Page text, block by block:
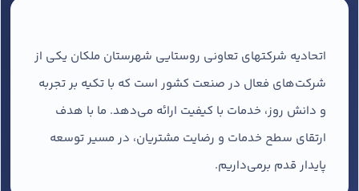
اتحادیه شرکتهای تعاونی روستایی شهرستان ملکان یکی از
شرکت‌های فعال در صنعت کشور است که با تکیه بر تجربه
و دانش روز، خدمات با کیفیت ارائه می‌دهد. ما با هدف
ارتقای سطح خدمات و رضایت مشتریان، در مسیر توسعه
پایدار قدم برمی‌داریم.